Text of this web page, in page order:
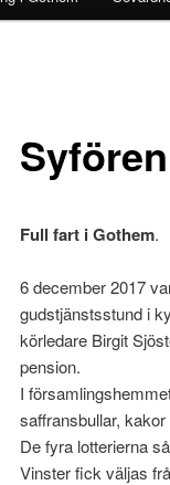
Full fart i Gothem.
6 december 2017
gudstjänstsstund i
körledare Birgit
pension.
I
saffransbullar,
De fyra lotterierna
Vinster fick väljas